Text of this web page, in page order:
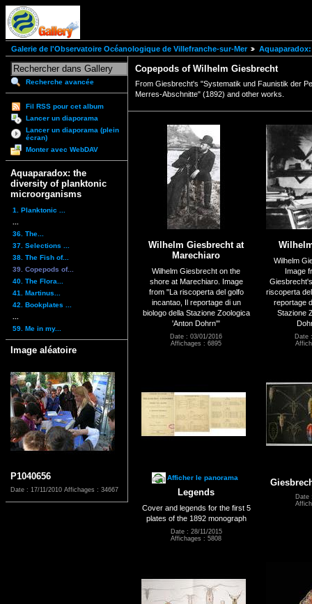
Galerie de l'Observatoire Océanologique de Villefranche-sur-Mer
Recherche avancée
Fil RSS pour cet album
Lancer un diaporama
Lancer un diaporama (plein
écran)
Monter avec WebDAV
Aquaparadox: the
diversity of planktonic
microorganisms
1. Planktonic ...
36. The...
37. Selections ...
38. The Fish of...
39. Copepods of...
40. The Flora...
41. Martinus...
42. Bookplates ...
59. Me in my...
Image aléatoire
P1040656
Date : 17/11/2010 Affichages : 34667
Copepods of Wilhelm Giesbrecht
From Giesbrecht's "Systematik und Faunistik der
Merres-Abschnitte" (1892) and other works.
Wilhelm Giesbrecht at
Marechiaro
Wilhelm Giesbrecht on the
shore at Marechiaro. Image
from "La riscoperta del golfo
incantao, Il reportage di un
biologo della Stazione Zoologica
'Anton Dohrn'"
Date : 03/01/2016
Affichages : 6895
Wilhelm
Image
riscoperta
reportage
Stazione
Date
Afficher le panorama
Legends
Cover and legends for the first 5
plates of the 1892 monograph
Date : 28/11/2015
Affichages : 5808
Date